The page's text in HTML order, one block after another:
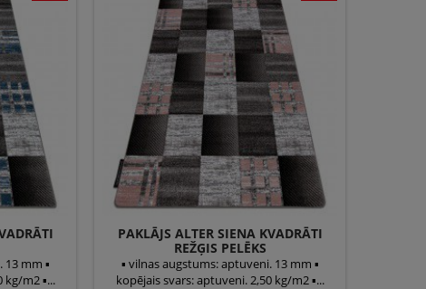
mm ▪
kg/m2 ▪...
PAKLĀJS ALTER SIENA KVADRĀTI
REŽĢIS PELĒKS
▪ vilnas augstums: aptuveni. 13 mm ▪
kopējais svars: aptuveni. 2,50 kg/m2 ▪...